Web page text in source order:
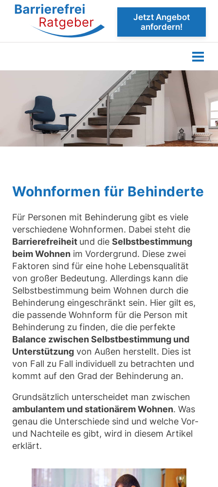
Jetzt Angebot
anfordern!
Wohnformen für Behinderte
Für Personen mit Behinderung gibt es viele
verschiedene Wohnformen. Dabei steht die
Barrierefreiheit und die Selbstbestimmung
beim Wohnen im Vordergrund. Diese zwei
Faktoren sind für eine hohe Lebensqualität
von großer Bedeutung. Allerdings kann die
Selbstbestimmung beim Wohnen durch die
Behinderung eingeschränkt sein. Hier gilt es,
die passende Wohnform für die Person mit
Behinderung zu finden, die die perfekte
Balance zwischen Selbstbestimmung und
Unterstützung von Außen herstellt. Dies ist
von Fall zu Fall individuell zu betrachten und
kommt auf den Grad der Behinderung an.
Grundsätzlich unterscheidet man zwischen
ambulantem und stationärem Wohnen. Was
genau die Unterschiede sind und welche Vor-
und Nachteile es gibt, wird in diesem Artikel
erklärt.